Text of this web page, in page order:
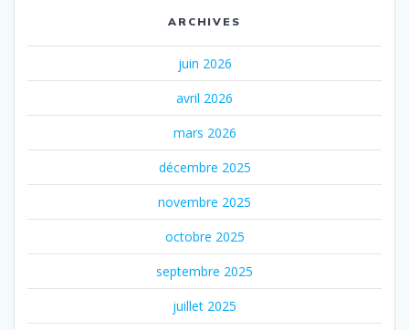
ARCHIVES
juin 2026
avril 2026
mars 2026
décembre 2025
novembre 2025
octobre 2025
septembre 2025
juillet 2025